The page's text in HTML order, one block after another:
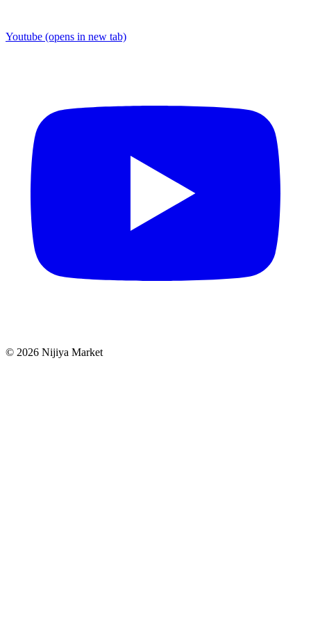
Youtube (opens in new tab)
© 2026 Nijiya Market